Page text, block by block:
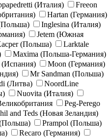
(Италия)
Freeon
Hartan (Германия)
Inglesina (Италия)
Jetem (Южная
(Польша)
Larktale
Maxima (Польша-Германия)
(Испания)
Moon (Германия)
Mr Sandman (Польша)
(Литва)
NoordLine
Nuovita (Италия)
Peg-Perego
and Teds (Новая Зеландия)
Prampol (Польша)
Recaro (Германия)